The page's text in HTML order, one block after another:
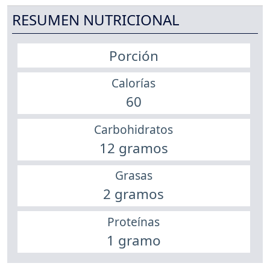
RESUMEN NUTRICIONAL
Porción
Calorías
60
Carbohidratos
12 gramos
Grasas
2 gramos
Proteínas
1 gramo